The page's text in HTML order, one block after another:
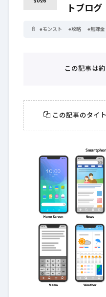
2026
トブログ
#モンスト #攻略 #無課金
この記事は約
この記事のタイ